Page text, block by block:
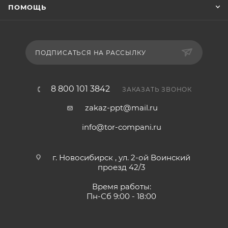
ПОМОЩЬ
ПОДПИСАТЬСЯ НА РАССЫЛКУ
8 800 101 3842 ЗАКАЗАТЬ ЗВОНОК
zakaz-ppt@mail.ru
info@tor-compani.ru
г. Новосибирск , ул. 2-ой Воинский
проезд 42/3
Время работы:
Пн-Сб 9:00 - 18:00